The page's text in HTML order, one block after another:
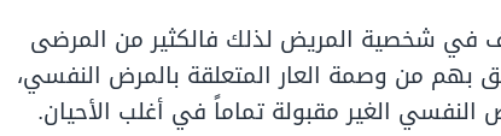
في شخصية المريض لذلك فالكثير من المرضى
من وصمة العار المتعلقة بالمرض النفسي،
الغير مقبولة تماماً في أغلب الأحيان.